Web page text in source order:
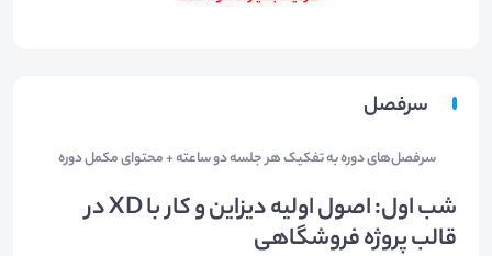
سرفصل
سرفصل‌های دوره به تفکیک هر جلسه دو ساعته + محتوای مکمل دوره
شب اول: اصول اولیه دیزاین و کار با XD در
قالب پروژه فروشگاهی